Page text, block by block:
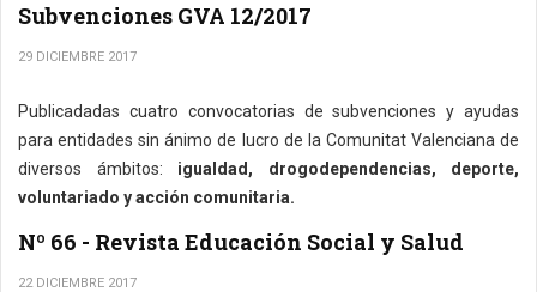
Subvenciones GVA 12/2017
29 DICIEMBRE 2017
Publicadadas cuatro convocatorias de subvenciones y ayudas
para entidades sin ánimo de lucro de la Comunitat Valenciana de
diversos ámbitos: igualdad, drogodependencias, deporte,
voluntariado y acción comunitaria.
Nº 66 - Revista Educación Social y Salud
22 DICIEMBRE 2017